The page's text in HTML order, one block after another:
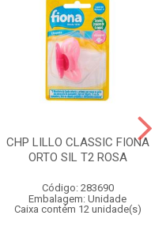
CHP LILLO CLASSIC FIONA
ORTO SIL T2 ROSA
Código: 283690
Embalagem: Unidade
Caixa contém 12 unidade(s)